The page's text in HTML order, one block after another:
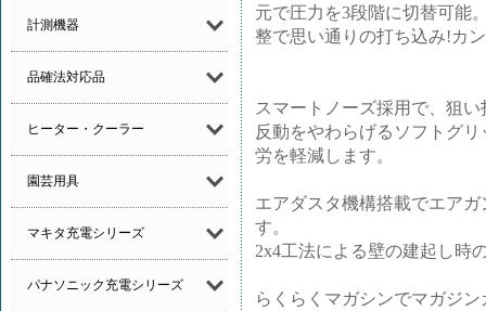
計測機器
品確法対応品
ヒーター・クーラー
園芸用具
マキタ充電シリーズ
パナソニック充電シリーズ
元で圧力を3段階に切替可能
整で思い通りの打ち込み!カ
スマートノーズ採用で、狙
反動をやわらげるソフトグ
労を軽減します。
エアダスタ機構搭載でエア
す。
2x4工法による壁の建起し時
らくらくマガシンでマガジ